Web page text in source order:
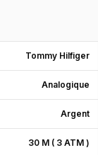
Tommy Hilfiger
Analogique
Argent
30 M ( 3 ATM )